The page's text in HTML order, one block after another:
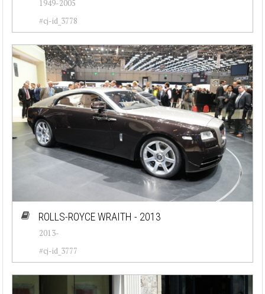
1949-2005
#cj-id_3778
ROLLS-ROYCE WRAITH - 2013
2013-
#cj-id_3777